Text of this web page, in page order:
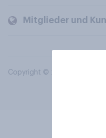
Mitglieder und
Copyright © 2026 YouGov